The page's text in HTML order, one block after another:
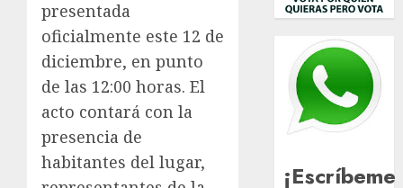
presentada
oficialmente este 12 de
diciembre, en punto
de las 12:00 horas. El
acto contará con la
presencia de
habitantes del lugar,
¡Escríbeme